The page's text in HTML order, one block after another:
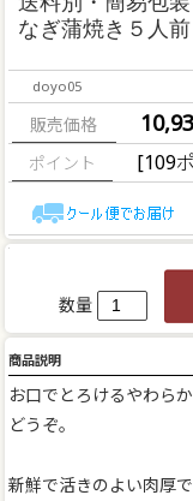
なぎ蒲焼き５人前
doyo05
販売価格
[109
数量
商品説明
お口でとろけるやわら
どうぞ。
新鮮で活きのよい肉厚